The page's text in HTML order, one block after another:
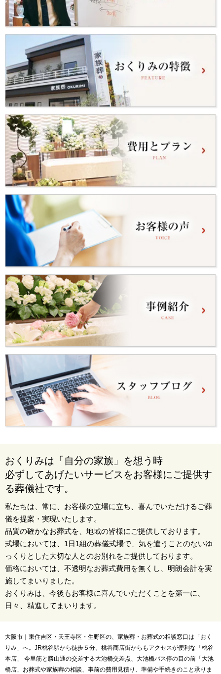
おくりみは「自分の家族」を想う時
必ずしてあげたいサービスをお客様にご提供す
る葬儀社です。
私たちは、常に、お客様の立場に立ち、喜んでいただけるご葬
儀を提案・実現いたします。
品質の確かなお葬式を、地域の皆様にご提供しております。
式場においては、1日1組の葬儀式場で、気を遣うことのないゆ
っくりとした大切な人とのお別れをご提供しております。
価格においては、不透明なお葬式費用を無くし、明朗会計を実
施してまいりました。
おくりみは、今後もお客様に喜んでいただくことを第一に、
日々、精進してまいります。
大阪市｜東住吉区・天王寺区・生野区の、家族葬・お葬式の相談窓口は「おく
りみ」へ。JR桃谷駅から徒歩５分。桃谷商店街からもアクセスが便利な「桃谷
本店」 今里筋と勝山通の交差する大池橋交差点、大池橋バス停の目の前「大池
橋店」お葬式や家族葬の相談、事前の費用見積り、準備や手続きのこと承りま